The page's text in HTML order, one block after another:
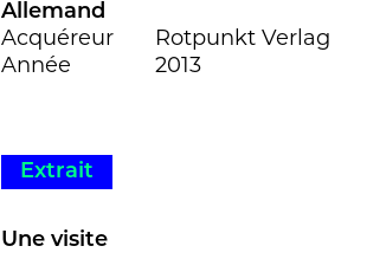
Allemand
Acquéreur
Rotpunkt Verlag
Année
2013
Extrait
Une visite